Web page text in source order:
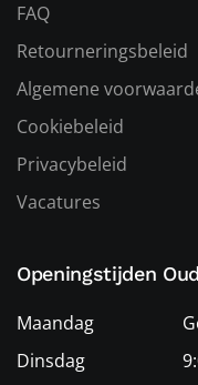
FAQ
Retourneringsbeleid
Algemene
Cookiebeleid
Privacybeleid
Vacatures
Openingstijden
Maandag
Dinsdag